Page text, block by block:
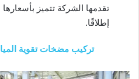
تقدمها الشركة تتميز بأسعارها
إطلاقًا.
تركيب مضخات تقوية المياه